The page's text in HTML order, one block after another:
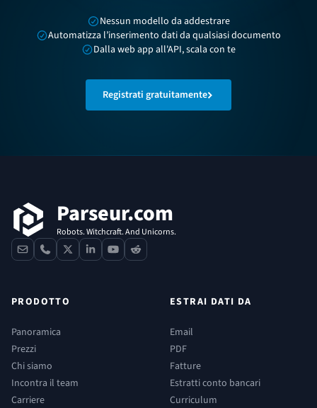
Nessun modello da addestrare
Automatizza l’inserimento dati da qualsiasi documento
Dalla web app all'API, scala con te
Registrati gratuitamente
Parseur.com
Robots. Witchcraft. And Unicorns.
contactphone
x linkedinyoutube
reddit
PRODOTTO
Panoramica
Prezzi
Chi siamo
Incontra il team
Carriere
ESTRAI DATI DA
Email
PDF
Fatture
Estratti conto bancari
Curriculum